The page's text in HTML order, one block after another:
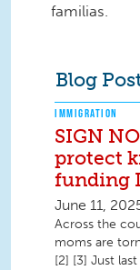
familias.
Blog
IMMIGRATION
SIGN
protect
funding
June 11,
Across the
moms are
[2] [3] Just